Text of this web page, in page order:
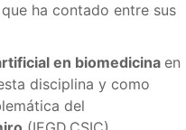
ha contado entre sus
en biomedicina en
disciplina y como
del